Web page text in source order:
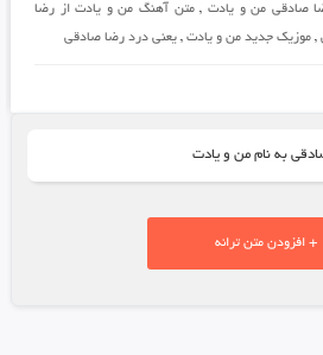
صادقی من و یادت ,متن آهنگ من و یادت از رضا
, موزیک جدید من و یادت, یعنی درد رضا صادقی
به نام من و یادت
+ افزودن متن ترانه